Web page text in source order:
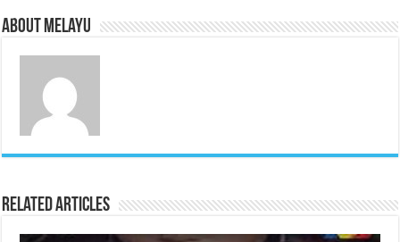
About Melayu
Related Articles